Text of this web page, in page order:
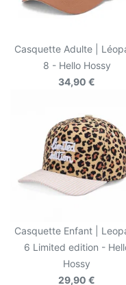
Casquette Adulte |
8 - Hello Hossy
34,90 €
Casquette Enfant |
6 Limited edition -
Hossy
29,90 €